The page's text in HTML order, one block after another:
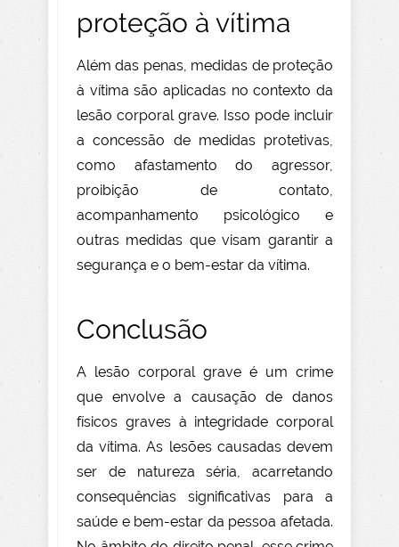
proteção à vítima
Além das penas, medidas de proteção
à vítima são aplicadas no contexto da
lesão corporal grave. Isso pode incluir
a concessão de medidas protetivas,
como afastamento do agressor,
proibição de contato,
acompanhamento psicológico e
outras medidas que visam garantir a
segurança e o bem-estar da vítima.
Conclusão
A lesão corporal grave é um crime
que envolve a causação de danos
físicos graves à integridade corporal
da vítima. As lesões causadas devem
ser de natureza séria, acarretando
consequências significativas para a
saúde e bem-estar da pessoa afetada.